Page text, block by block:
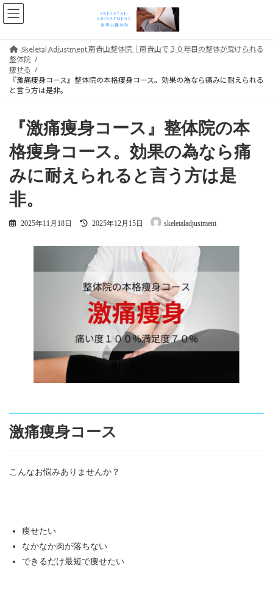
コ
ン
ナ
ビ
Skeletal Adjustment 南青山整体院｜南青山で３０年目の整体が受けられる
整体院
痩せる
『激痛痩身コース』整体院の本格痩身コース。効果の為なら痛みに耐えられる
と言う方は是非。
『激痛痩身コース』整体院の本
格痩身コース。効果の為なら痛
みに耐えられると言う方は是
非。
2025年11月18日
最
新
日
時
:
2025年12月15日 skeletaladjustment
激痛痩身コース
こんなお悩みありませんか？
痩せたい
なかなか肉が落ちない
できるだけ最短で痩せたい